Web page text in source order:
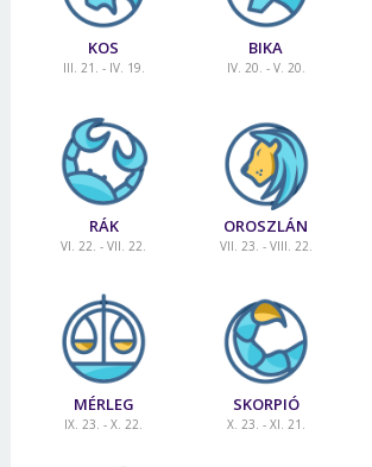
KOS
III. 21. - IV. 19.
BIKA
IV. 20. - V. 20.
RÁK
VI. 22. - VII. 22.
OROSZLÁN
VII. 23. - VIII. 22.
MÉRLEG
IX. 23. - X. 22.
SKORPIÓ
X. 23. - XI. 21.